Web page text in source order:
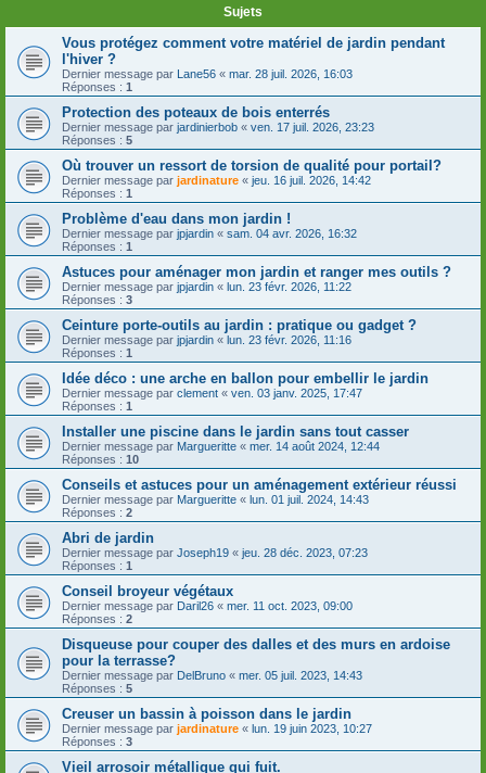
Sujets
Vous protégez comment votre matériel de jardin pendant
l'hiver ?
Dernier message par Lane56 « mar. 28 juil. 2026, 16:03
Réponses : 1
Protection des poteaux de bois enterrés
Dernier message par jardinierbob « ven. 17 juil. 2026, 23:23
Réponses : 5
Où trouver un ressort de torsion de qualité pour portail?
Dernier message par jardinature « jeu. 16 juil. 2026, 14:42
Réponses : 1
Problème d'eau dans mon jardin !
Dernier message par jpjardin « sam. 04 avr. 2026, 16:32
Réponses : 1
Astuces pour aménager mon jardin et ranger mes outils ?
Dernier message par jpjardin « lun. 23 févr. 2026, 11:22
Réponses : 3
Ceinture porte-outils au jardin : pratique ou gadget ?
Dernier message par jpjardin « lun. 23 févr. 2026, 11:16
Réponses : 1
Idée déco : une arche en ballon pour embellir le jardin
Dernier message par clement « ven. 03 janv. 2025, 17:47
Réponses : 1
Installer une piscine dans le jardin sans tout casser
Dernier message par Margueritte « mer. 14 août 2024, 12:44
Réponses : 10
Conseils et astuces pour un aménagement extérieur réussi
Dernier message par Margueritte « lun. 01 juil. 2024, 14:43
Réponses : 2
Abri de jardin
Dernier message par Joseph19 « jeu. 28 déc. 2023, 07:23
Réponses : 1
Conseil broyeur végétaux
Dernier message par Daril26 « mer. 11 oct. 2023, 09:00
Réponses : 2
Disqueuse pour couper des dalles et des murs en ardoise
pour la terrasse?
Dernier message par DelBruno « mer. 05 juil. 2023, 14:43
Réponses : 5
Creuser un bassin à poisson dans le jardin
Dernier message par jardinature « lun. 19 juin 2023, 10:27
Réponses : 3
Vieil arrosoir métallique qui fuit.